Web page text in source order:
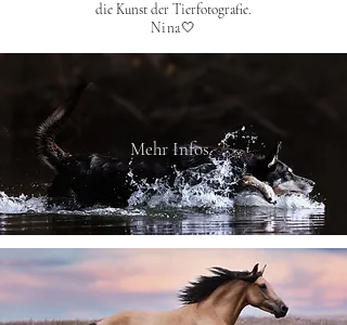
die Kunst der Tierfotografie.
Nina🤍
Mehr Infos